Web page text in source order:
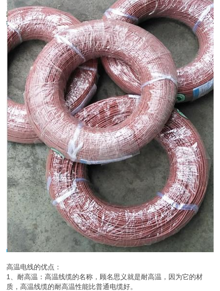
高温电线的优点：
1、耐高温：高温线缆的名称，顾名思义就是耐高温，因为它的材
质，高温线缆的耐高温性能比普通电缆好。